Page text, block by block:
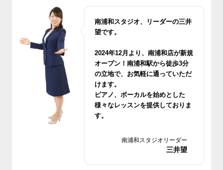
南浦和スタジオ、リーダーの三井
望です。
2024年12月より、南浦和店が新規
オープン！南浦和駅から徒歩3分
の立地で、お気軽に通っていただ
けます。
ピアノ、ボーカルを始めとした
様々なレッスンを提供しておりま
す。
でお気軽においでください。
南浦和スタジオリーダー
三井望